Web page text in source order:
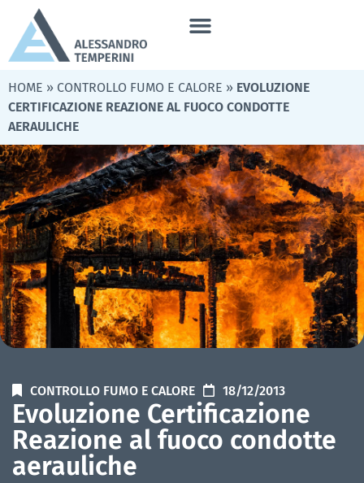
HOME » CONTROLLO FUMO E CALORE » EVOLUZIONE
CERTIFICAZIONE REAZIONE AL FUOCO CONDOTTE
AERAULICHE
CONTROLLO FUMO E CALORE 18/12/2013
Evoluzione Certificazione
Reazione al fuoco condotte
aerauliche